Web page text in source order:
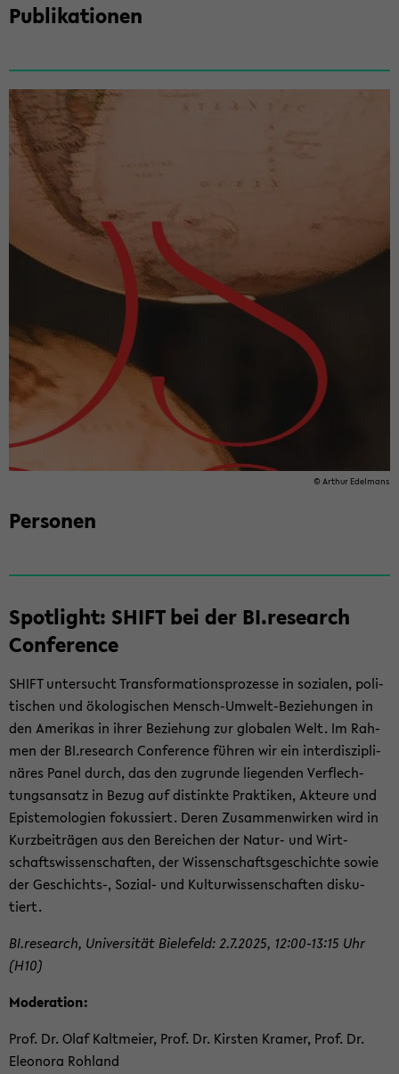
Pu­bli­ka­tio­nen
© Ar­thur Edel­mans
Per­so­nen
Spot­light: SHIFT bei der BI.re­se­arch
Con­fe­rence
SHIFT un­ter­sucht Trans­for­ma­ti­ons­pro­zes­se in so­zia­len, po­li­
ti­schen und öko­lo­gi­schen Mensch-​Umwelt-Beziehungen in
den Ame­ri­kas in ihrer Be­zie­hung zur glo­ba­len Welt. Im Rah­
men der BI.re­se­arch Con­fe­rence füh­ren wir ein in­ter­dis­zi­pli­
nä­res Panel durch, das den zu­grun­de lie­gen­den Ver­flech­
tungs­an­satz in Bezug auf dis­tink­te Prak­ti­ken, Ak­teu­re und
Epis­te­mo­lo­gien fo­kus­siert. Deren Zu­sam­men­wir­ken wird in
Kurz­bei­trä­gen aus den Be­rei­chen der Natur-​ und Wirt­
schafts­wis­sen­schaf­ten, der Wis­sen­schafts­ge­schich­te sowie
der Geschichts-​, Sozial-​ und Kul­tur­wis­sen­schaf­ten dis­ku­
tiert.
BI.re­se­arch, Uni­ver­si­tät Bie­le­feld: 2.7.2025, 12:00-13:15 Uhr
(H10)
Mo­de­ra­ti­on:
Prof. Dr. Olaf Kalt­mei­er, Prof. Dr. Kirs­ten Kra­mer, Prof. Dr.
Eleo­no­ra Roh­land